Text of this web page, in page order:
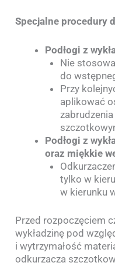
Specjalne procedury
Podłogi z
Nie
do
Przy
aplikować
Podłogi z
oraz miękkie
tylko w
w kierunku
Przed rozpoczęciem
wykładzinę pod
i wytrzymałość
odkurzacza